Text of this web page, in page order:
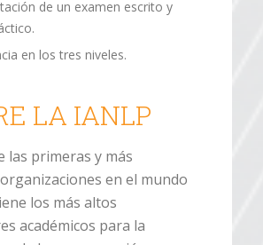
de un examen escrito y
en los tres niveles.
LA IANLP
las primeras y más
en el mundo
los más altos
académicos para la